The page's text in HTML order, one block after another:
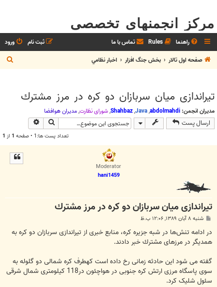
مرکز انجمنهای تخصصی
راهنما Rules تماس با ما ورود
ثبت نام
صفحه اول تالار
بخش جنگ افزار اخبار نظامي
س
تیراندازی میان سربازان دو كره در مرز مشترك
مدیران انجمن: abdolmahdi
,
Java
,
Shahbaz
,شوراي نظارت,مديران هوافضا
ارسال پست جستجو
تعداد پست ها:1 • صفحه 1 از 1
Moderator
hani1459
تیراندازی میان سربازان دو كره در مرز مشترك
ت
شنبه ۸ آبان ۱۳۸۹, ۱۲:۰۶ ب.ظ
در ادامه تنش‌ها در شبه جزیره كره، منابع خبری از تیراندازی سربازان دو کره به
همدیگر در مرزهای مشترك خبر دادند.
گفته می شود این حادثه زمانی رخ داده است کهطرف کره شمالی دو گلوله به
سوی پاسگاه مرزی ارتش کره جنوبی در هواچئون در118 کیلومتری شمال شرقی
سئول شلیک کرد.